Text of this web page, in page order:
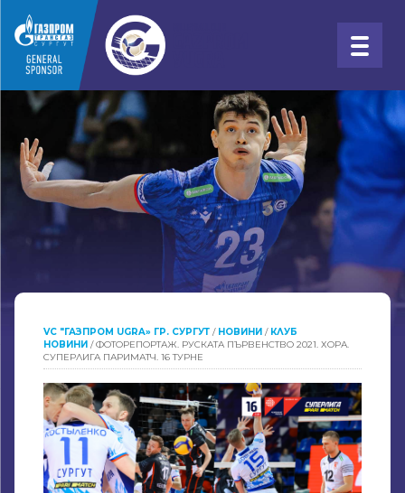
VC "ГАЗПРОМ UGRA» ГР. СУРГУТ / НОВИНИ / КЛУБ
НОВИНИ /ФОТОРЕПОРТАЖ. РУСКАТА ПЪРВЕНСТВО 2021. ХОРА.
СУПЕРЛИГА ПАРИМАТЧ. 16 ТУРНЕ